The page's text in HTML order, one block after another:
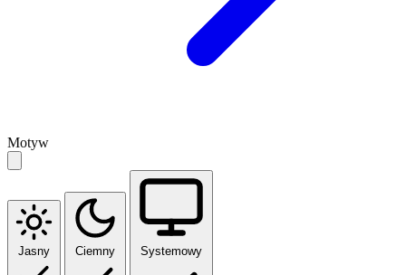
Motyw
Jasny Ciemny Systemowy